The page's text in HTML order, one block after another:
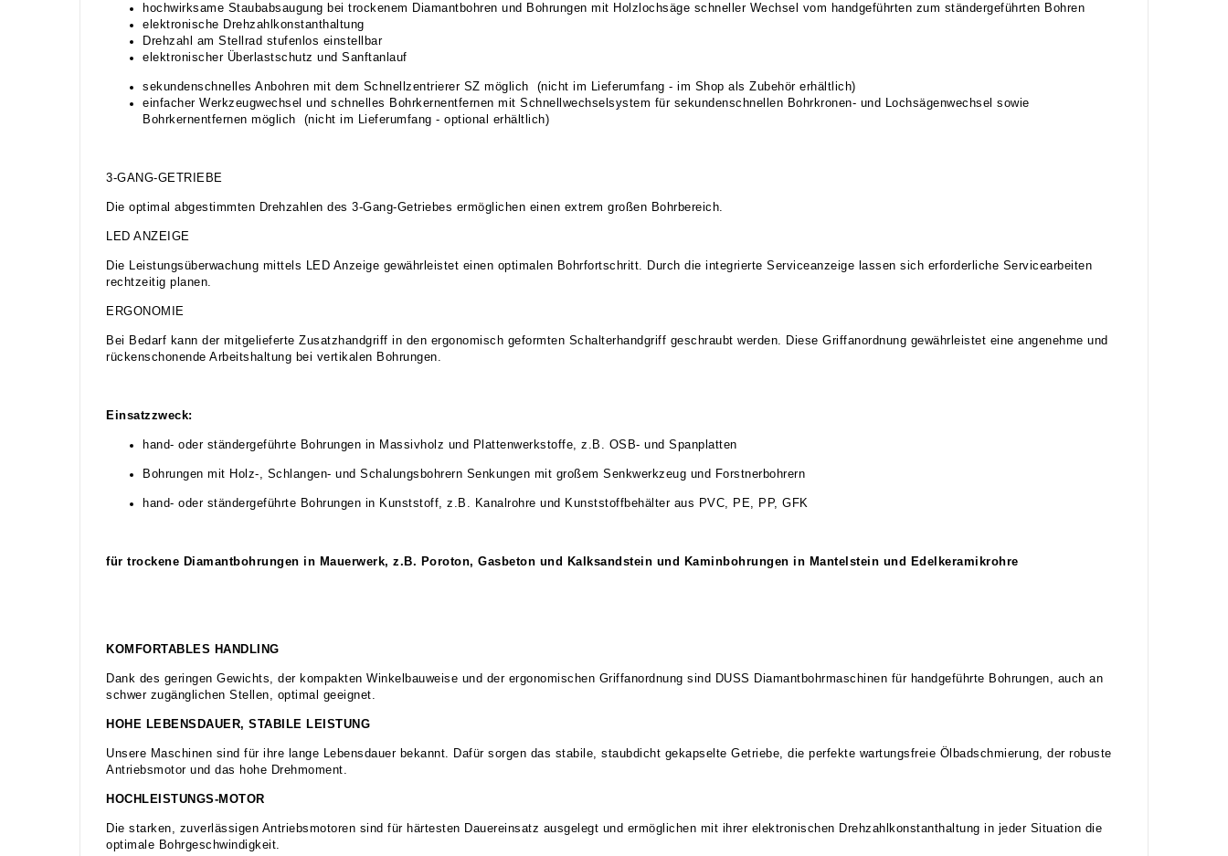
hochwirksame Staubabsaugung bei trockenem Diamantbohren und Bohrungen mit Holzlochsäge schneller Wechsel vom handgeführten zum ständergeführten Bohren
elektronische Drehzahlkonstanthaltung
Drehzahl am Stellrad stufenlos einstellbar
elektronischer Überlastschutz und Sanftanlauf
sekundenschnelles Anbohren mit dem Schnellzentrierer SZ möglich (nicht im Lieferumfang - im Shop als Zubehör erhältlich)
einfacher Werkzeugwechsel und schnelles Bohrkernentfernen mit Schnellwechselsystem für sekundenschnellen Bohrkronen- und Lochsägenwechsel sowie
Bohrkernentfernen möglich (nicht im Lieferumfang - optional erhältlich)
3-GANG-GETRIEBE
Die optimal abgestimmten Drehzahlen des 3-Gang-Getriebes ermöglichen einen extrem großen Bohrbereich.
LED ANZEIGE
Die Leistungsüberwachung mittels LED Anzeige gewährleistet einen optimalen Bohrfortschritt. Durch die integrierte Serviceanzeige lassen sich erforderliche Servicearbeiten
rechtzeitig planen.
ERGONOMIE
Bei Bedarf kann der mitgelieferte Zusatzhandgriff in den ergonomisch geformten Schalterhandgriff geschraubt werden. Diese Griffanordnung gewährleistet eine angenehme und
rückenschonende Arbeitshaltung bei vertikalen Bohrungen.
Einsatzzweck:
hand- oder ständergeführte Bohrungen in Massivholz und Plattenwerkstoffe, z.B. OSB- und Spanplatten
Bohrungen mit Holz-, Schlangen- und Schalungsbohrern Senkungen mit großem Senkwerkzeug und Forstnerbohrern
hand- oder ständergeführte Bohrungen in Kunststoff, z.B. Kanalrohre und Kunststoffbehälter aus PVC, PE, PP, GFK
für trockene Diamantbohrungen in Mauerwerk, z.B. Poroton, Gasbeton und Kalksandstein und Kaminbohrungen in Mantelstein und Edelkeramikrohre
KOMFORTABLES HANDLING
Dank des geringen Gewichts, der kompakten Winkelbauweise und der ergonomischen Griffanordnung sind DUSS Diamantbohrmaschinen für handgeführte Bohrungen, auch an
schwer zugänglichen Stellen, optimal geeignet.
HOHE LEBENSDAUER, STABILE LEISTUNG
Unsere Maschinen sind für ihre lange Lebensdauer bekannt. Dafür sorgen das stabile, staubdicht gekapselte Getriebe, die perfekte wartungsfreie Ölbadschmierung, der robuste
Antriebsmotor und das hohe Drehmoment.
HOCHLEISTUNGS-­MOTOR
Die starken, zuverlässigen Antriebsmotoren sind für härtesten Dauereinsatz ausgelegt und ermöglichen mit ihrer elektronischen Drehzahlkonstanthaltung in jeder Situation die
optimale Bohrgeschwindigkeit.